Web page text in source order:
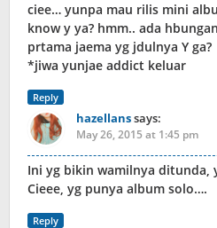
ciee… yunpa mau rilis mini
know y ya? hmm.. ada
prtama jaema yg jdulnya Y ga?
*jiwa yunjae addict keluar
Reply
hazellanssays:
May 26, 2015 at 1:45 pm
Ini yg bikin wamilnya ditunda,
Cieee, yg punya album solo….
Reply